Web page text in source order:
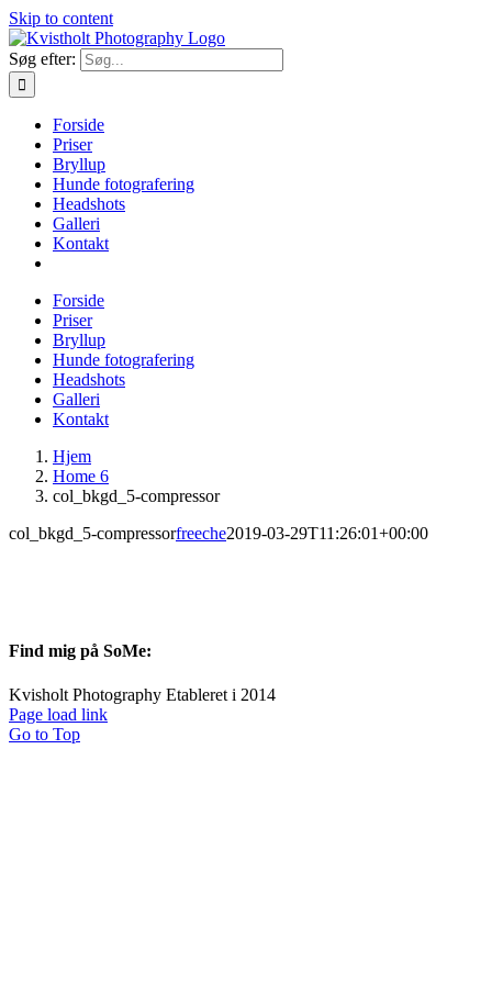
Skip to content
Søg efter:
Forside
Priser
Bryllup
Hunde fotografering
Headshots
Galleri
Kontakt
Forside
Priser
Bryllup
Hunde fotografering
Headshots
Galleri
Kontakt
Hjem
Home 6
col_bkgd_5-compressor
col_bkgd_5-compressorfreeche2019-03-29T11:26:01+00:00
Find mig på SoMe:
Kvisholt Photography Etableret i 2014
Page load link
Go to Top